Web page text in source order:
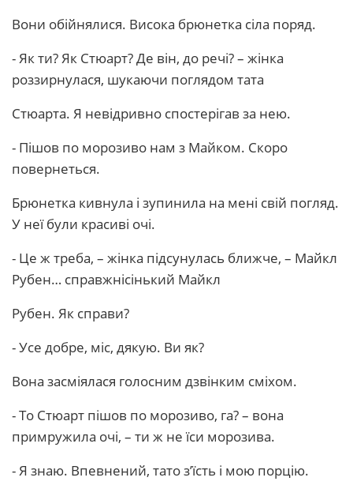
Вони обійнялися. Висока брюнетка сіла поряд.
- Як ти? Як Стюарт? Де він, до речі? – жінка
роззирнулася, шукаючи поглядом тата
Стюарта. Я невідривно спостерігав за нею.
- Пішов по морозиво нам з Майком. Скоро
повернеться.
Брюнетка кивнула і зупинила на мені свій погляд.
У неї були красиві очі.
- Це ж треба, – жінка підсунулась ближче, – Майкл
Рубен… справжнісінький Майкл
Рубен. Як справи?
- Усе добре, міс, дякую. Ви як?
Вона засміялася голосним дзвінким сміхом.
- То Стюарт пішов по морозиво, га? – вона
примружила очі, – ти ж не їси морозива.
- Я знаю. Впевнений, тато з’їсть і мою порцію.